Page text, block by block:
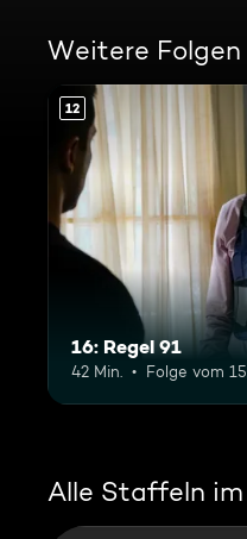
Weitere
12
16: Regel 91
42 Min. Folge vom
Alle Staffeln